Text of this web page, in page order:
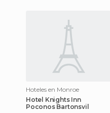
Hoteles en Monroe
Hotel Knights Inn
Poconos Bartonsvil